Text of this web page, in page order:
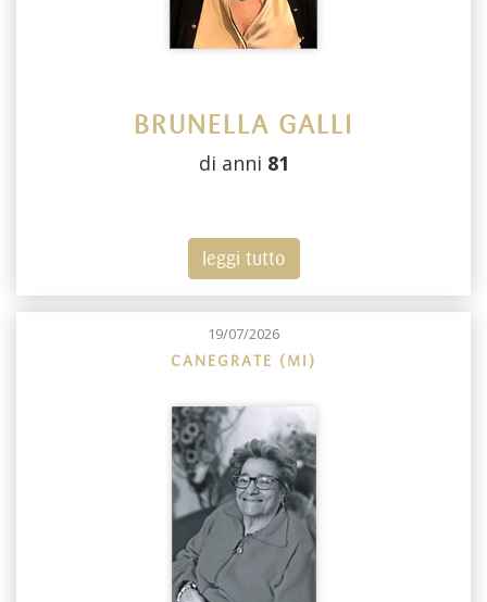
BRUNELLA GALLI
di anni 81
leggi tutto
19/07/2026
CANEGRATE (MI)